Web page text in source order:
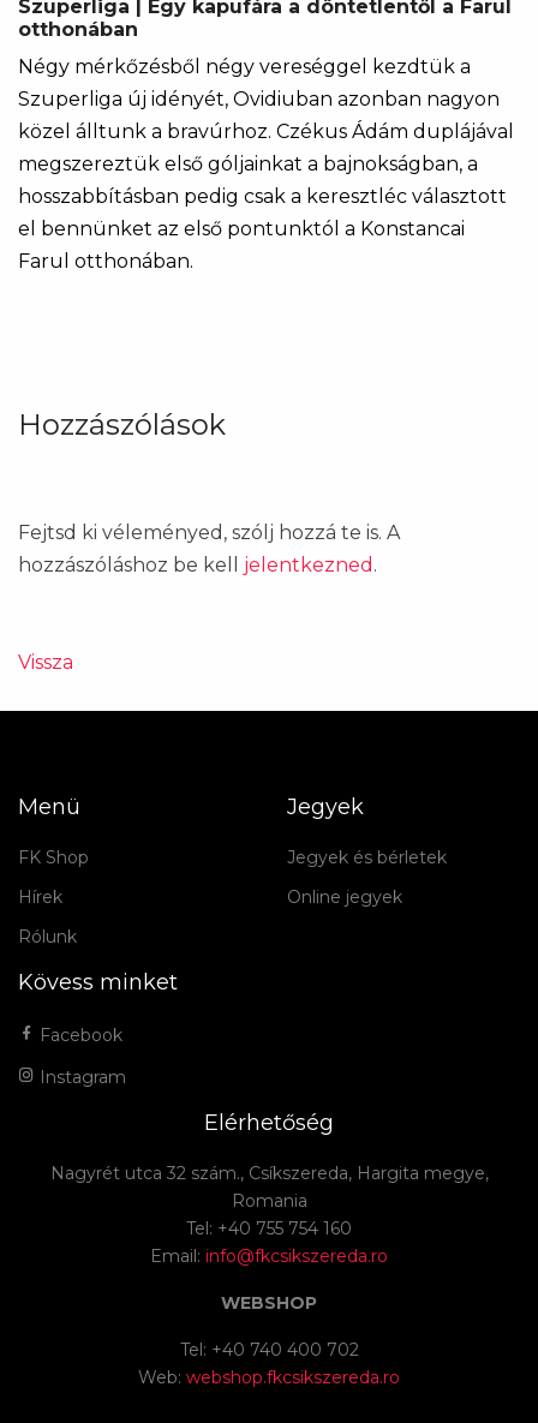
Szuperliga | Egy kapufára a döntetlentől a Farul
otthonában
Négy mérkőzésből négy vereséggel kezdtük a
Szuperliga új idényét, Ovidiuban azonban nagyon
közel álltunk a bravúrhoz. Czékus Ádám duplájával
megszereztük első góljainkat a bajnokságban, a
hosszabbításban pedig csak a keresztléc választott
el bennünket az első pontunktól a Konstancai
Farul otthonában.
Hozzászólások
Fejtsd ki véleményed, szólj hozzá te is. A
hozzászóláshoz be kell jelentkezned .
Vissza
Menü
FK Shop
Hírek
Rólunk
Jegyek
Jegyek és bérletek
Online jegyek
Kövess minket
Facebook
Instagram
Elérhetőség
Nagyrét utca 32 szám., Csíkszereda, Hargita megye,
Romania
Tel: +40 755 754 160
Email: info@fkcsikszereda.ro
WEBSHOP
Tel: +40 740 400 702
Web: webshop.fkcsikszereda.ro